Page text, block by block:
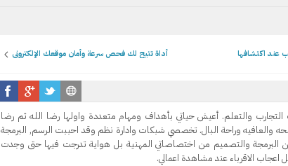
أداة تتيح لك فحص سرعة وأمان موقعك الإلكتروني
والتعلم. أعيش حياتي بأهداف ومهام متعددة واولها رضا الله ثم رضا
والعافيه وراحة البال. تخصصي شبكات وادارة نظم وقد احببت الرسم, البرمجة
البرمجة والتصميم من اختصاصاتي المهنية بل هواية تدرجت فيها حتى وجدت
الاقرباء عند مشاهدة اعمالي.